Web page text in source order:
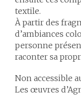
textile.
À partir des
d’ambiances
personne
raconter sa
Non accessible
Les œuvres